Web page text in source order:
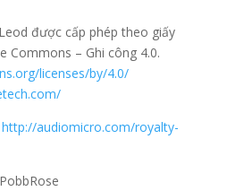
được cấp phép theo giấy
Commons – Ghi công 4.0.
licenses/by/4.0/
http://audiomicro.com/royalty-